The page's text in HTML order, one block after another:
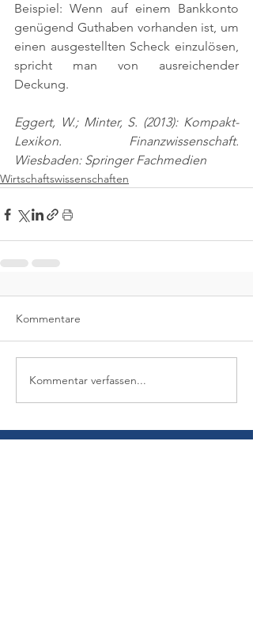
Beispiel: Wenn auf einem Bankkonto
genügend Guthaben vorhanden ist, um
einen ausgestellten Scheck einzulösen,
spricht man von ausreichender
Deckung.
Eggert, W.; Minter, S. (2013): Kompakt-
Lexikon. Finanzwissenschaft.
Wiesbaden: Springer Fachmedien
Wirtschaftswissenschaften
Kommentare
Kommentar verfassen...